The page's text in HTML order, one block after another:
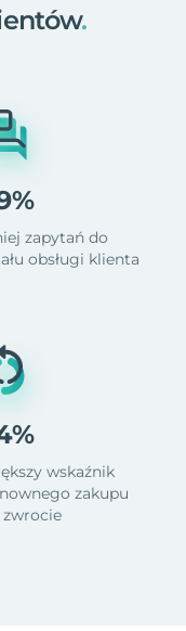
.
zapytań do
obsługi klienta
wskaźnik
zakupu
zwrocie